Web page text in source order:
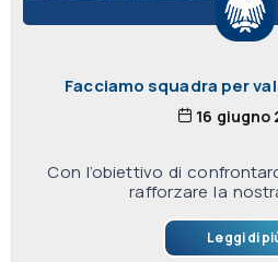
Facciamo squadra per
16 giugno
Con l’obiettivo di
rafforzare la
Leggi di